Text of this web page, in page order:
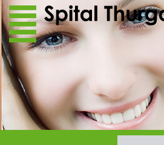
Direkt zum Inhalt